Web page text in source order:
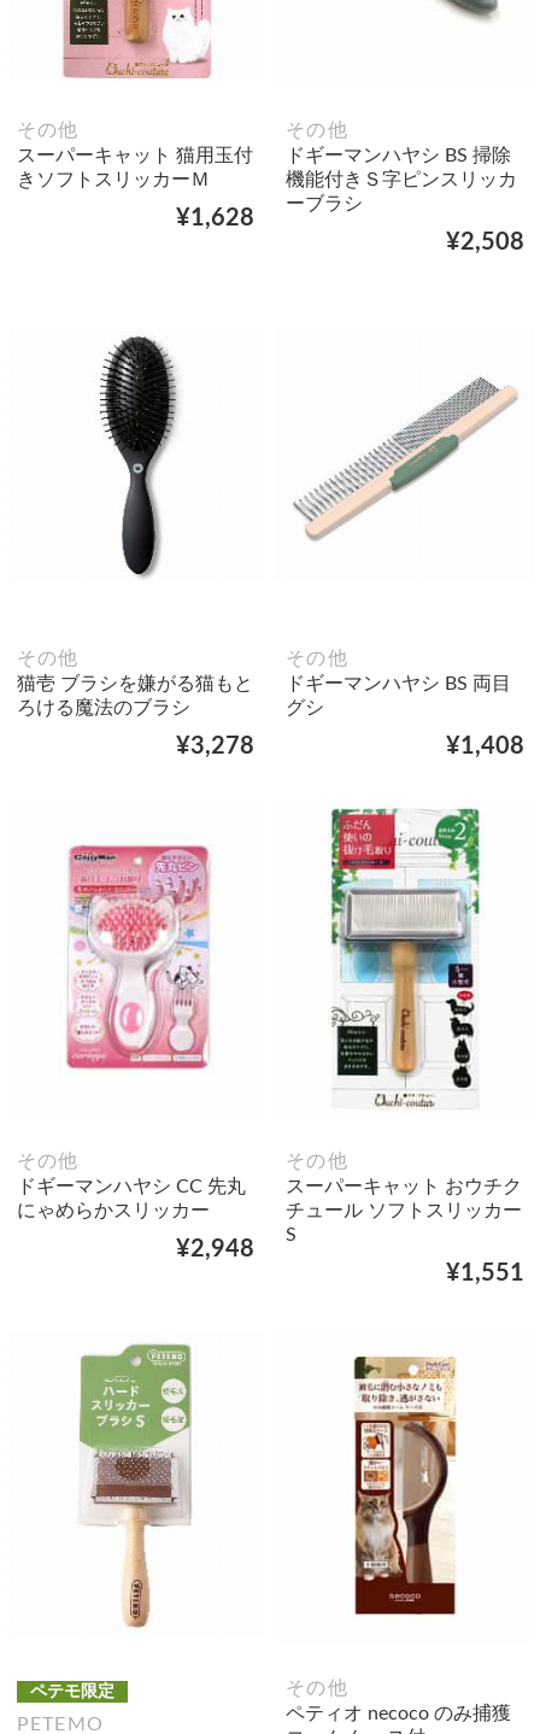
その他
スーパーキャット 猫用玉付
きソフトスリッカーＭ
¥1,628
その他
ドギーマンハヤシ BS 掃除
機能付きＳ字ピンスリッカ
ーブラシ
¥2,508
その他
猫壱 ブラシを嫌がる猫もと
ろける魔法のブラシ
¥3,278
その他
ドギーマンハヤシ BS 両目
グシ
¥1,408
その他
ドギーマンハヤシ CC 先丸
にゃめらかスリッカー
¥2,948
その他
スーパーキャット おウチク
チュール ソフトスリッカー
S
¥1,551
ペテモ限定
PETEMO
その他
ペティオ necoco のみ捕獲